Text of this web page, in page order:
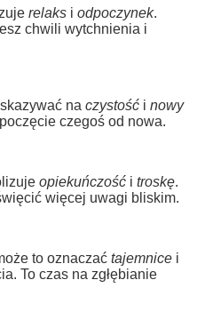
relaks i odpoczynek.
chwili wytchnienia i
na czystość i nowy
czegoś od nowa.
opiekuńczość i troskę.
więcej uwagi bliskim.
to oznaczać tajemnice i
To czas na zgłębianie